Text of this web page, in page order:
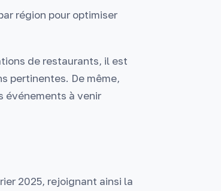
région pour optimiser
de restaurants, il est
pertinentes. De même,
événements à venir
2025, rejoignant ainsi la